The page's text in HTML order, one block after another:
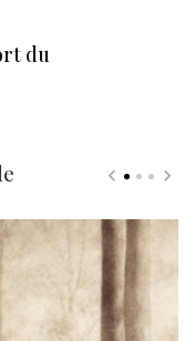
du